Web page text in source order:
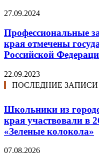
27.09.2024
Профессиональные
края отмечены
Российской
22.09.2023
ПОСЛЕДНИЕ ЗАПИСИ
Школьники из
края участвовали в
«Зеленые колокола»
07.08.2026